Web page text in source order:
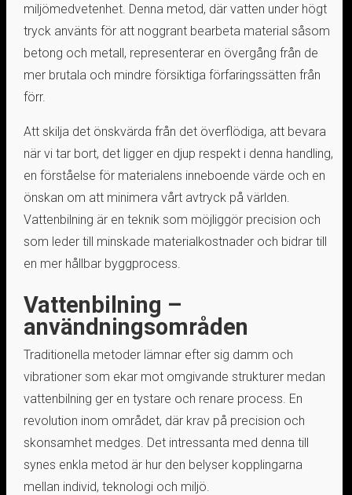
miljömedvetenhet. Denna metod, där vatten under högt
tryck använts för att noggrant bearbeta material såsom
betong och metall, representerar en övergång från de
mer brutala och mindre försiktiga förfaringssätten från
förr.
Att skilja det önskvärda från det överflödiga, att bevara
när vi tar bort, det ligger en djup respekt i denna handling,
en förståelse för materialens inneboende värde och en
önskan om att minimera vårt avtryck på världen.
Vattenbilning är en teknik som möjliggör precision och
som leder till minskade materialkostnader och bidrar till
en mer hållbar byggprocess.
Vattenbilning –
användningsområden
Traditionella metoder lämnar efter sig damm och
vibrationer som ekar mot omgivande strukturer medan
vattenbilning ger en tystare och renare process. En
revolution inom området, där krav på precision och
skonsamhet medges. Det intressanta med denna till
synes enkla metod är hur den belyser kopplingarna
mellan individ, teknologi och miljö.